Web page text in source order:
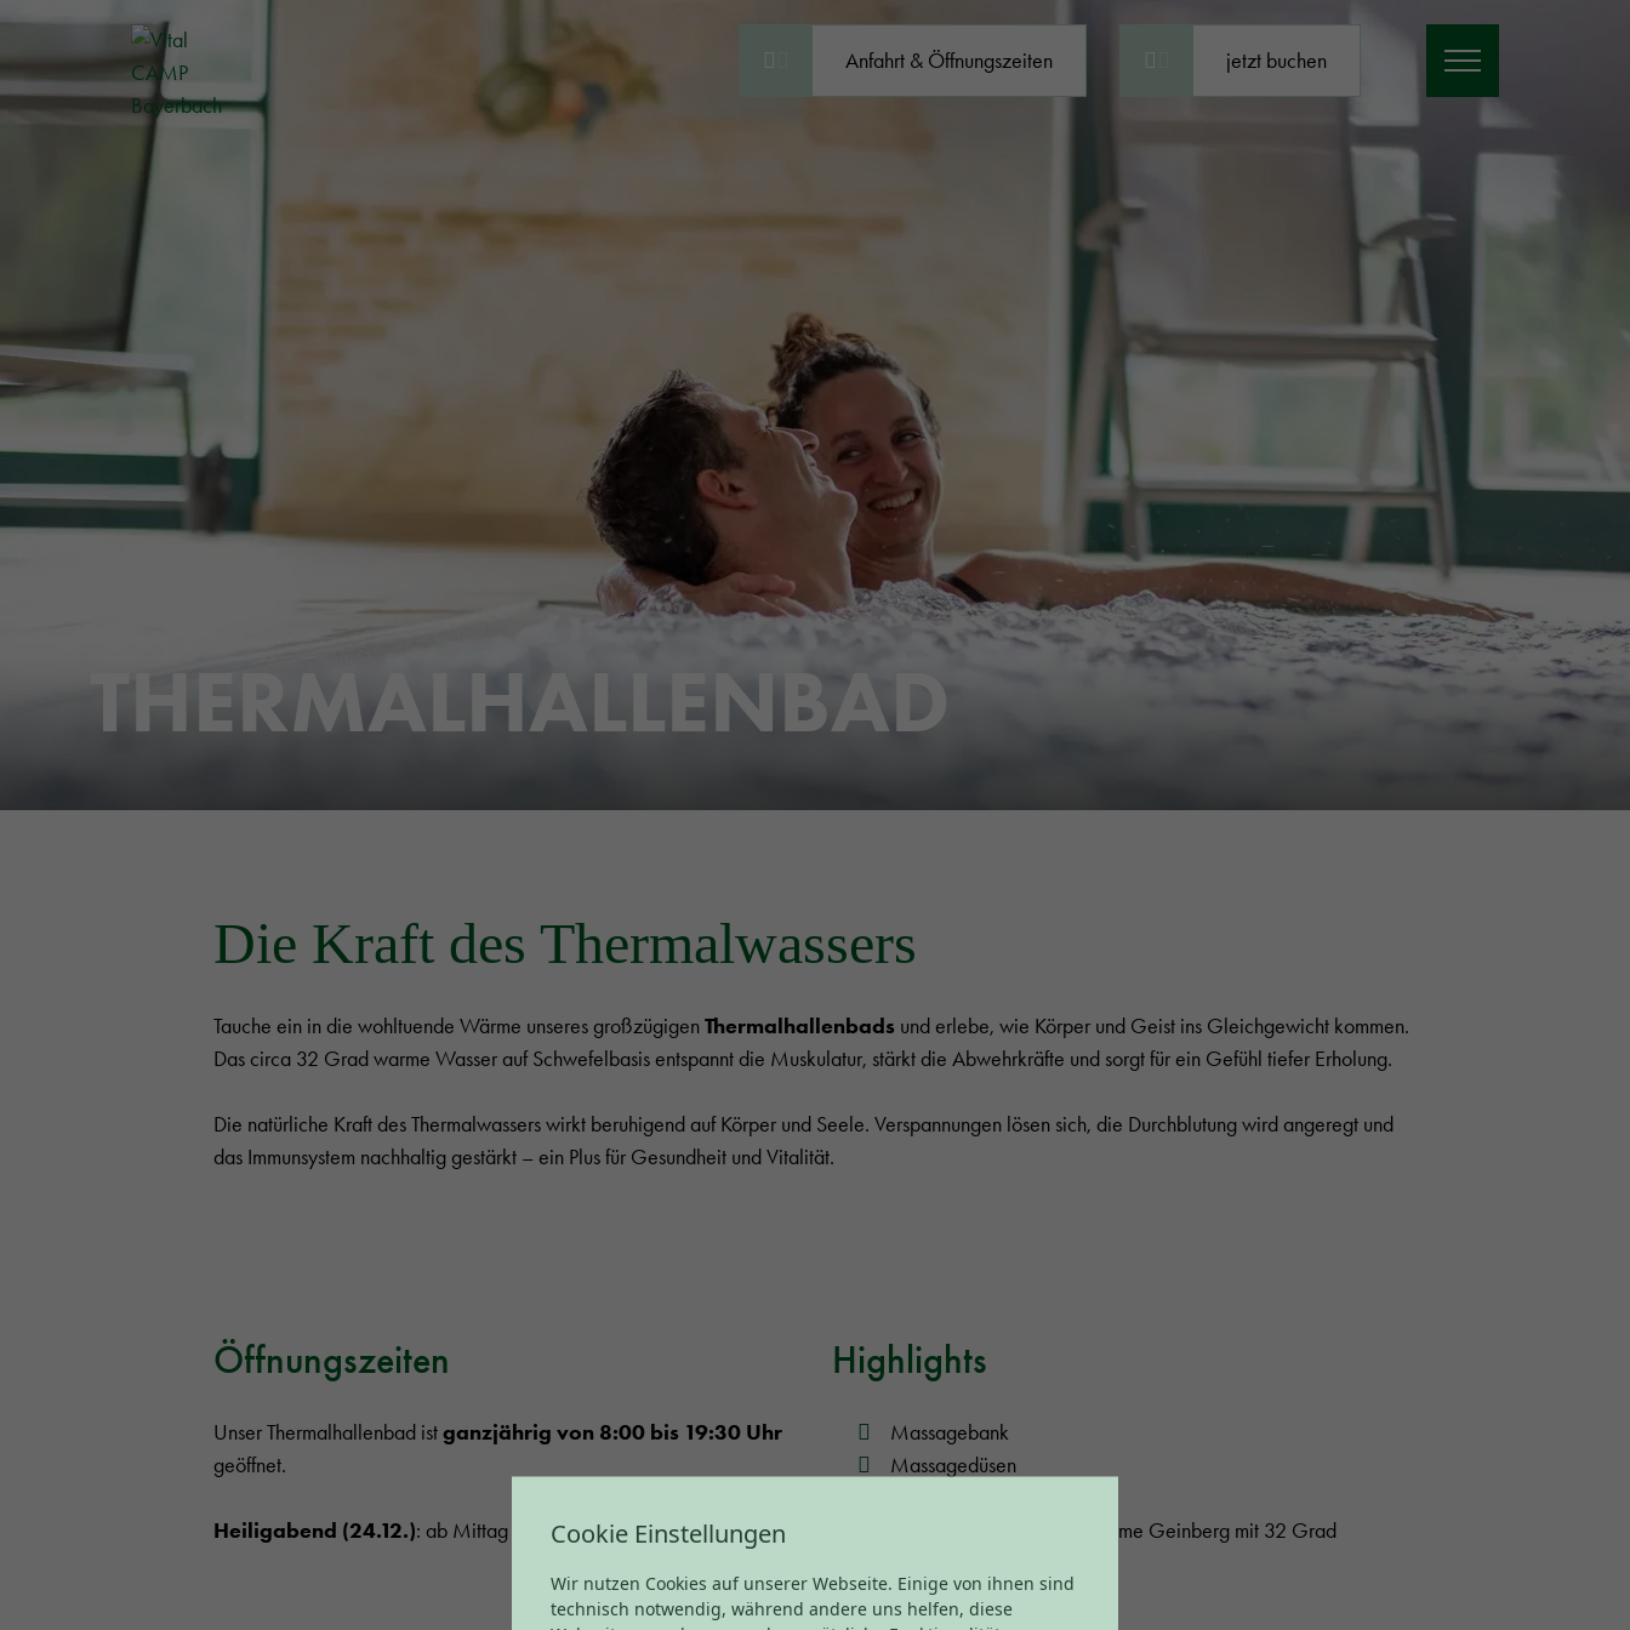
Anfahrt & Öffnungszeiten jetzt buchen
THERMALHALLENBAD
Die Kraft des Thermalwassers
Tauche ein in die wohltuende Wärme unseres großzügigenThermalhallenbads und erlebe, wie Körper und Geist ins Gleichgewicht kommen.
Das circa 32 Grad warme Wasser auf Schwefelbasis entspannt die Muskulatur, stärkt die Abwehrkräfte und sorgt für ein Gefühl tiefer Erholung.
Die natürliche Kraft des Thermalwassers wirkt beruhigend auf Körper und Seele. Verspannungen lösen sich, die Durchblutung wird angeregt und
das Immunsystem nachhaltig gestärkt – ein Plus für Gesundheit und Vitalität.
Öffnungszeiten
Unser Thermalhallenbad istganzjährig von 8:00 bis 19:30 Uhr
geöffnet.
Heiligabend (24.12.): ab Mittag geschlossen.
Highlights
Massagebank
Massagedüsen
Thermalwasser aus der Therme Geinberg mit 32 Grad
Cookie Einstellungen
Wir nutzen Cookies auf unserer Webseite. Einige von ihnen sind
technisch notwendig, während andere uns helfen, diese